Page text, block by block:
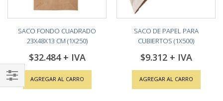
SACO FONDO CUADRADO
23X48X13 CM (1X250)
$32.484
AGREGAR AL CARRO
SACO DE PAPEL PARA
CUBIERTOS (1X500)
$9.312
AGREGAR AL CARRO
Shop